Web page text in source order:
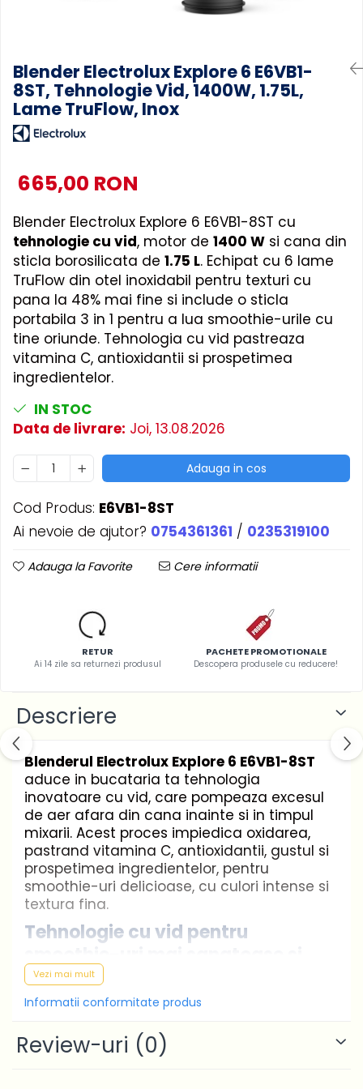
Accesorii Electrocasnice Mici
Filtre Purificatoare Aer
Accesorii Piese Aer Conditionat
Blender Electrolux Explore 6 E6VB1-
8ST, Tehnologie Vid, 1400W, 1.75L,
Lame TruFlow, Inox
665,00 RON
Blender Electrolux Explore 6 E6VB1-8ST cu
tehnologie cu vid, motor de 1400 W si cana din
sticla borosilicata de 1.75 L. Echipat cu 6 lame
TruFlow din otel inoxidabil pentru texturi cu
pana la 48% mai fine si include o sticla
portabila 3 in 1 pentru a lua smoothie-urile cu
tine oriunde. Tehnologia cu vid pastreaza
vitamina C, antioxidantii si prospetimea
ingredientelor.
IN STOC
Data de livrare: Joi, 13.08.2026
Adauga in cos
Cod Produs: E6VB1-8ST
Ai nevoie de ajutor? 0754361361 / 0235319100
Adauga la Favorite Cere informatii
RETUR
Ai 14 zile sa returnezi produsul
PACHETE PROMOTIONALE
Descopera produsele cu reducere!
Descriere
Blenderul Electrolux Explore 6 E6VB1-8ST
aduce in bucataria ta tehnologia
inovatoare cu vid, care pompeaza excesul
de aer afara din cana inainte si in timpul
mixarii. Acest proces impiedica oxidarea,
pastrand vitamina C, antioxidantii, gustul si
prospetimea ingredientelor, pentru
smoothie-uri delicioase, cu culori intense si
textura fina.
Tehnologie cu vid pentru
mai proaspete
Sistemul de vidare integrat elimina aerul din
recipient inainte de mixare, prevenind
oxidarea si pastrand vitaminele si
Vezi mai mult
Informatii conformitate produs
Review-uri (0)